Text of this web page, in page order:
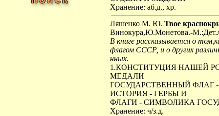
Хранение: аб.д., хр.
Ляшенко М. Ю. Твое
Винокура,Ю.Монетова.-
В книге рассказывается о
флагом СССР, и о других
нных.
1.КОНСТИТУЦИЯ НАШЕЙ
МЕДАЛИ
ГОСУДАРСТВЕННЫЙ ФЛАГ
ИСТОРИЯ - ГЕРБЫ И
ФЛАГИ - СИМВОЛИКА
Хранение: ч/з.д.